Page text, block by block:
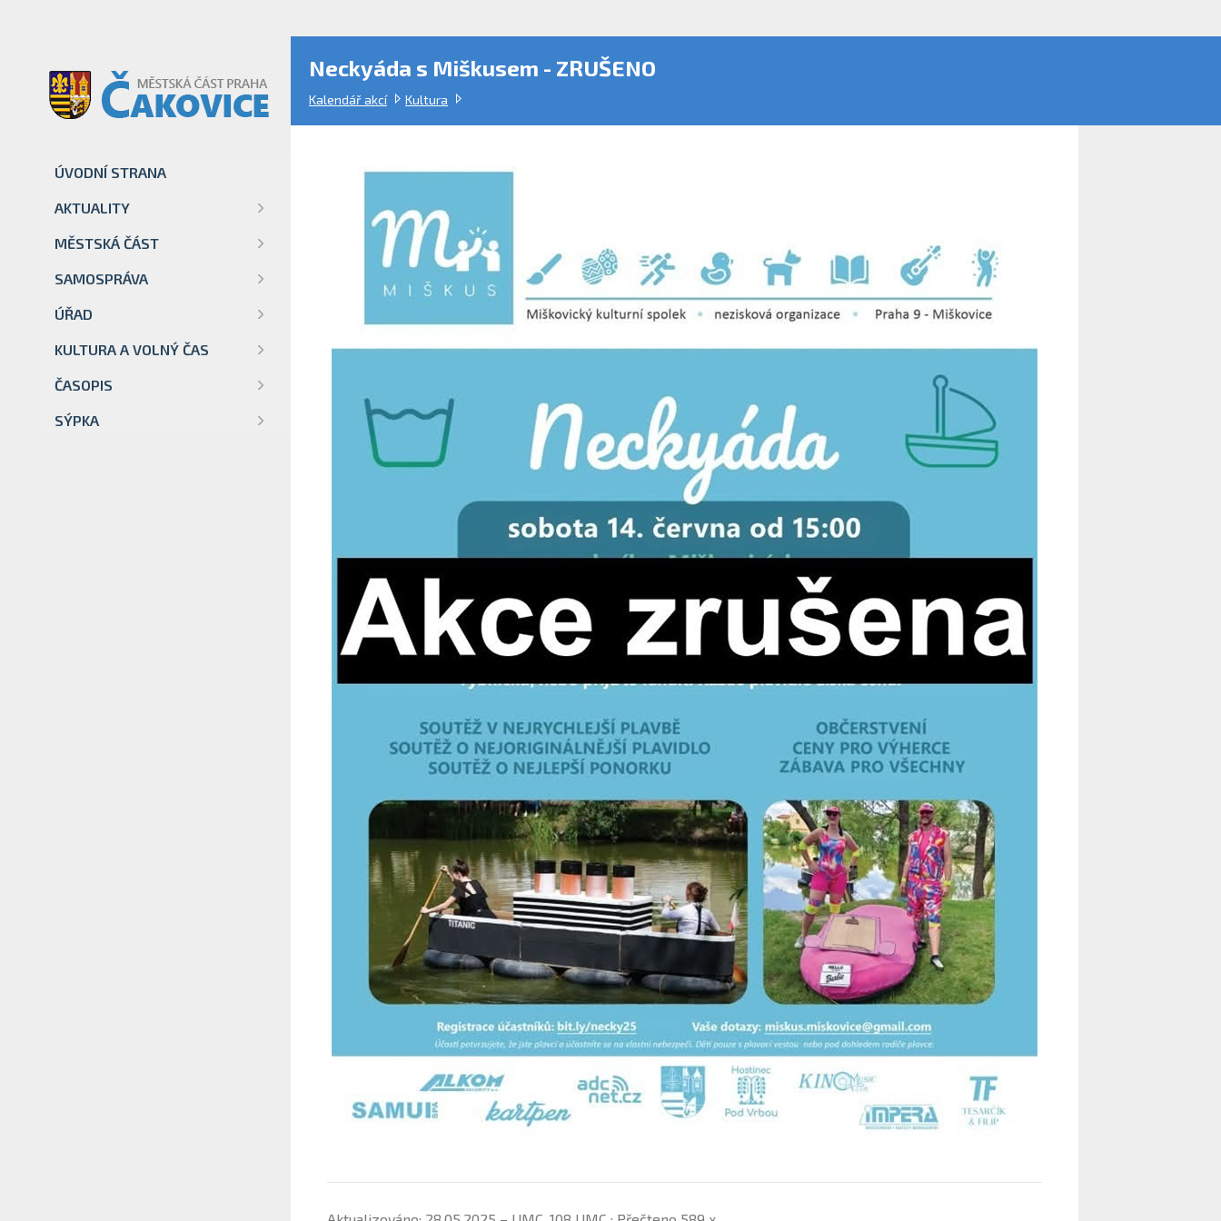
Neckyáda s Miškusem - ZRUŠENO
Kalendář akcí Kultura
ÚVODNÍ STRANA
AKTUALITY
MĚSTSKÁ ČÁST
SAMOSPRÁVA
ÚŘAD
KULTURA A VOLNÝ ČAS
ČASOPIS
SÝPKA